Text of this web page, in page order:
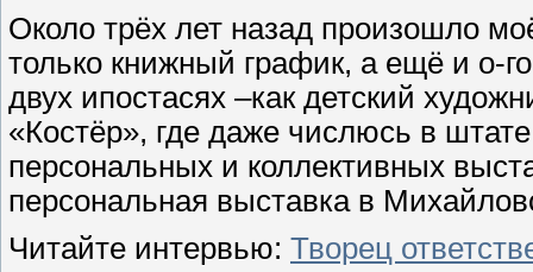
Около трёх лет назад произошло
только книжный график, а ещё и о-
двух ипостасях –как детский
«Костёр», где даже числюсь в
персональных и коллективных
персональная выставка в
Читайте интервью: Творец